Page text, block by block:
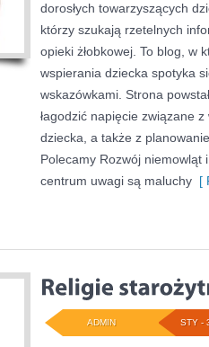
dorosłych towarzyszących
którzy szukają rzetelnych
opieki żłobkowej. To blog, w
wspierania dziecka spotyka
wskazówkami. Strona
łagodzić napięcie związane
dziecka, a także z
Polecamy Rozwój niemowląt
centrum uwagi są maluchy [
STY -
ADMIN